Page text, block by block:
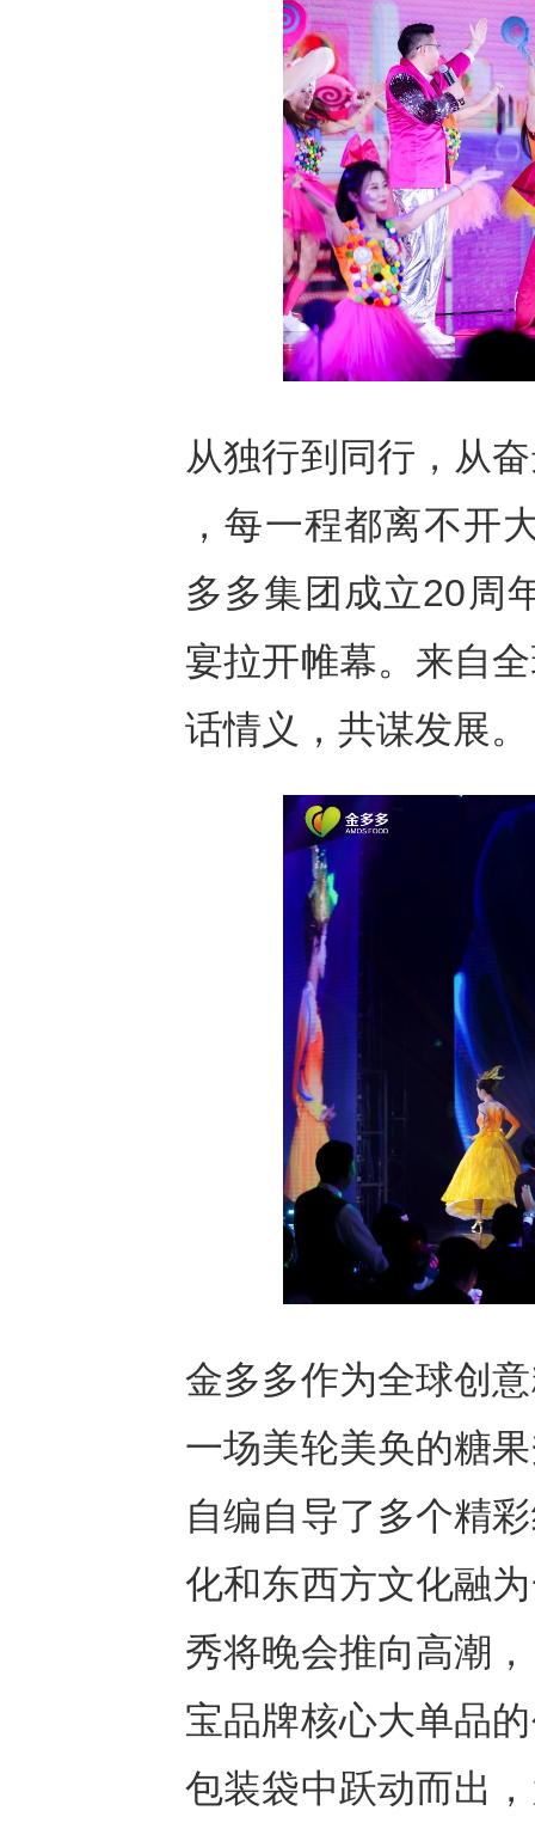
从独行到同行，从
，每一程都离不开
多多集团成立20周
宴拉开帷幕。来自
话情义，共谋发展。
金多多作为全球创
一场美轮美奂的糖
自编自导了多个精
化和东西方文化融
秀将晚会推向高潮
宝品牌核心大单品
包装袋中跃动而出